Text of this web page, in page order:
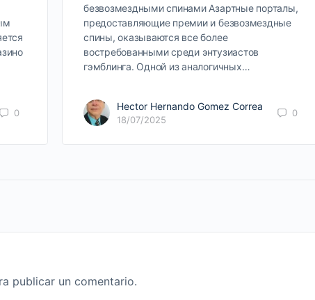
0
безвозмездными спинами Азартные порталы,
предоставляющие премии и безвозмездные
спины, оказываются все более
востребованными среди энтузиастов
гэмблинга. Одной из аналогичных…
Hector Hernando Gomez Correa
18/07/2025
0
publicar un comentario.